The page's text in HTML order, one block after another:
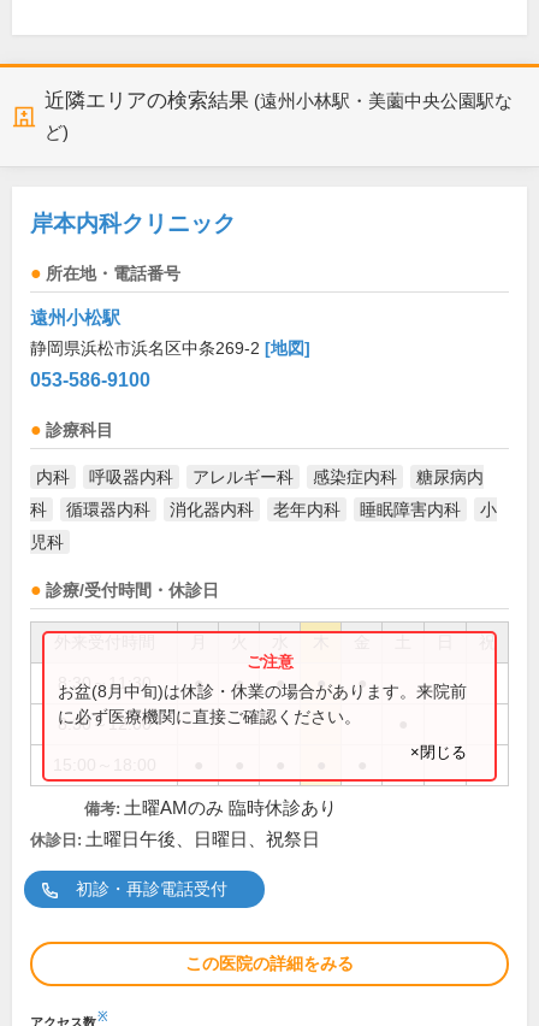
近隣エリアの検索結果 (遠州小林駅・美薗中央公園駅な
ど)
岸本内科クリニック
所在地・電話番号
遠州小松駅
静岡県浜松市浜名区中条269-2 [地図]
053-586-9100
診療科目
内科 呼吸器内科 アレルギー科 感染症内科
糖尿病内
科
循環器内科 消化器内科 老年内科 睡眠障害内科
小
児科
診療/受付時間・休診日
祝
8:30～11:30 ● ● ● ● ●
8:30～12:00
お盆(8月中旬)は休診・休業の場合があります。来院前
に必ず医療機関に直接ご確認ください。
×閉じる
備考: 土曜AMのみ 臨時休診あり
休診日: 土曜日午後、日曜日、祝祭日
初診・再診電話受付
この医院の詳細をみる
アクセス数※